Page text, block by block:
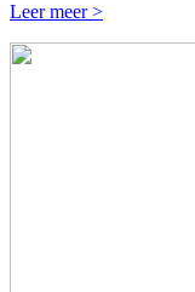
Leer meer >